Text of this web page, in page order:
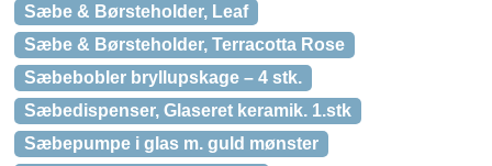
Sæbe & Børsteholder, Leaf
Sæbe & Børsteholder, Terracotta Rose
Sæbebobler bryllupskage – 4 stk.
Sæbedispenser, Glaseret keramik. 1.stk
Sæbepumpe i glas m. guld mønster